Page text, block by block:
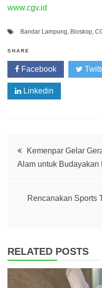
www.cgv.id
Bandar Lampung Bioskop
SHARE
Facebook
Linkedin
Post
navigation
Kemenpar Gelar
Alam untuk
Rencanakan Sports
RELATED POSTS